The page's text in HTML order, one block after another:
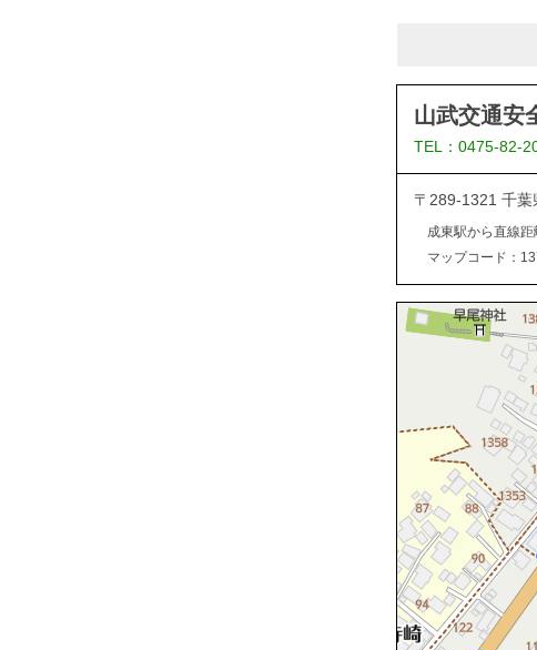
山武交通安
TEL：0475-82-
〒289-1321 千葉
成東駅から直線
マップコード：